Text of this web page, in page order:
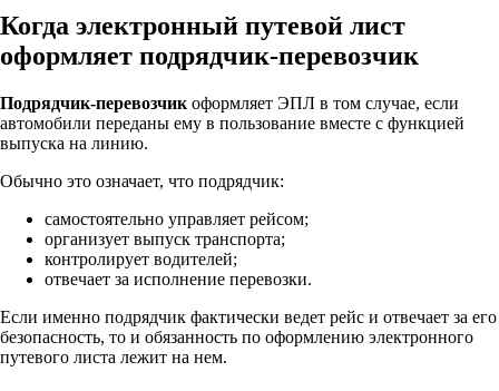
Когда электронный путевой лист
оформляет подрядчик-перевозчик
Подрядчик-перевозчик оформляет ЭПЛ в том случае, если
автомобили переданы ему в пользование вместе с функцией
выпуска на линию.
Обычно это означает, что подрядчик:
самостоятельно управляет рейсом;
организует выпуск транспорта;
контролирует водителей;
отвечает за исполнение перевозки.
Если именно подрядчик фактически ведет рейс и отвечает за его
безопасность, то и обязанность по оформлению электронного
путевого листа лежит на нем.